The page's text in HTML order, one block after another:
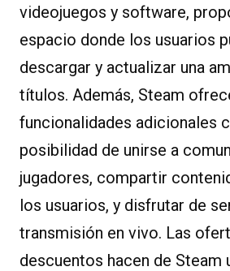
videojuegos y software,
espacio donde los usuarios
descargar y actualizar una
títulos. Además, Steam
funcionalidades adicionales
posibilidad de unirse a
jugadores, compartir
los usuarios, y disfrutar de
transmisión en vivo. Las
descuentos hacen de Steam